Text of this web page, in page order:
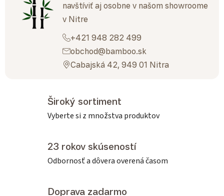
navštíviť aj osobne v našom showroome
v Nitre
+421 948 282 499
obchod@bamboo.sk
Cabajská 42, 949 01 Nitra
Široký sortiment
Vyberte si z množstva produktov
23 rokov skúseností
Odbornosť a dôvera overená časom
Doprava zadarmo